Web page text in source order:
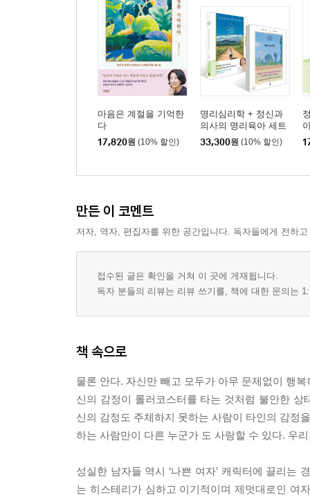
마음은 계절을 기억한
다
17,820원 (10% 할인)
명리심리학 + 정신과
의사의 명리육아 세트
33,300원 (10% 할인)
만든 이 코멘트
저자, 역자, 편집자를 위한 공간입니다. 독자들에게 전하
접수된 글은 확인을 거쳐 이 곳에 게재됩니다.
독자 분들의 리뷰는 리뷰 쓰기를, 책에 대한 문의는
책 속으로
물론 안다. 자신만 빼고 모두가 아무 문제없이 행
신의 감정이 롤러코스터를 타는 것처럼 불안한
신의 감정도 주체하지 못하는 사람이 타인의 감정
하는 사람만이 다른 누군가 도 사랑할 수 있다. 우
성실한 남자들 역시 ‘나쁜 여자’ 캐릭터에 끌리는
는 히스테리가 심하고 이기적이며 제멋대로인 여